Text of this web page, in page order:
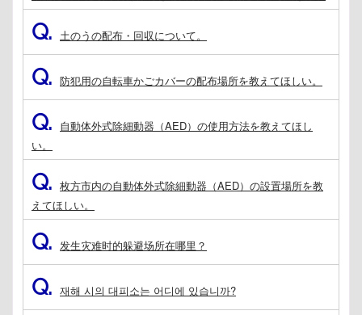
Q. 土のうの配布・回収について。
Q. 防犯用の自転車かごカバーの配布場所を教えてほしい。
Q. 自動体外式除細動器（AED）の使用方法を教えてほし
い。
Q. 枚方市内の自動体外式除細動器（AED）の設置場所を教
えてほしい。
Q. 发生灾难时的躲避场所在哪里？
Q. 재해 시의 대피소는 어디에 있습니까?